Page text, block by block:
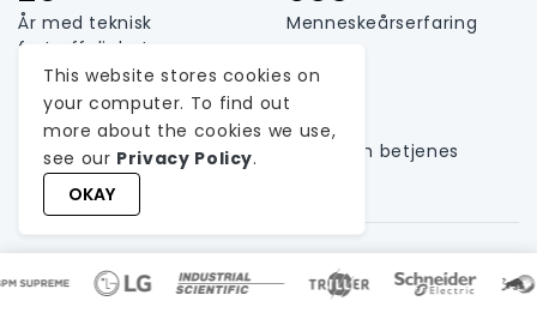
År med teknisk
fortreffelighet
Menneskeårserfaring
165+
Lagstørrelse
25+
Land som betjenes
Ta kontakt
This website stores cookies on
your computer. To find out
more about the cookies we use,
see our Privacy Policy.
OKAY